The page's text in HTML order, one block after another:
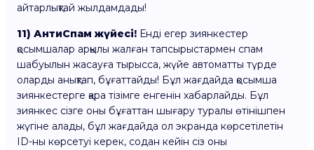
айтарлықтай жылдамдады!
11) АнтиСпам жүйесі! Енді егер зиянкестер
қосымшалар арқылы жалған тапсырыстармен спам
шабуылын жасауға тырысса, жүйе автоматты түрде
оларды анықтап, бұғаттайды! Бұл жағдайда қосымша
зиянкестерге қара тізімге енгенін хабарлайды. Бұл
зиянкес сізге оны бұғаттан шығару туралы өтінішпен
жүгіне алады, бұл жағдайда ол экранда көрсетілетін
ID-ны көрсетуі керек, содан кейін сіз оны